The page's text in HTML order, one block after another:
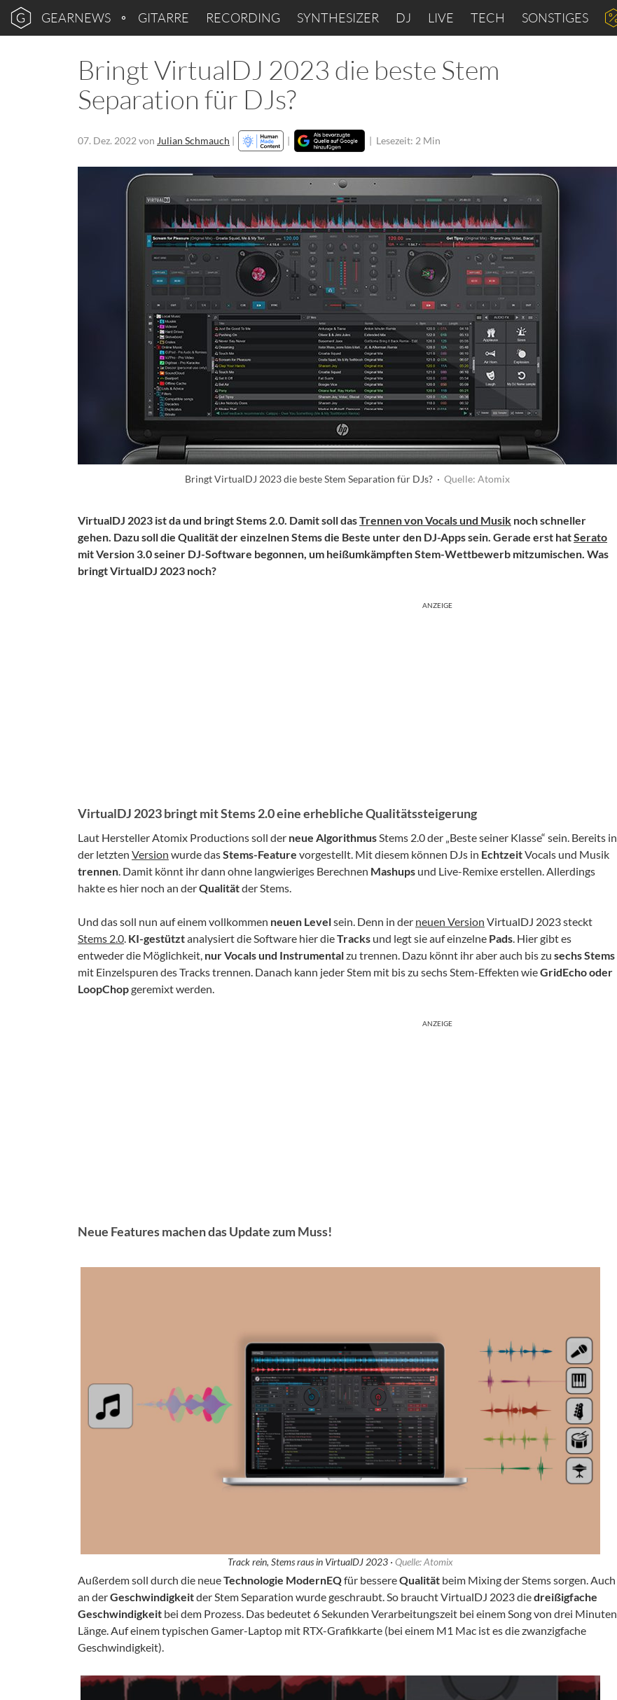
GEARNEWS GITARRE RECORDING SYNTHESIZER DJ LIVE TECH SONSTIGES
Bringt VirtualDJ 2023 die beste Stem
Separation für DJs?
07. Dez. 2022 von Julian Schmauch | | | Lesezeit: 2 Min
Bringt VirtualDJ 2023 die beste Stem Separation für DJs? · Quelle: Atomix
VirtualDJ 2023 ist da und bringt Stems 2.0. Damit soll dasTrennen von Vocals und Musik noch schneller
gehen. Dazu soll die Qualität der einzelnen Stems die Beste unter den DJ-Apps sein. Gerade erst hatSerato
mit Version 3.0 seiner DJ-Software begonnen, um heißumkämpften Stem-Wettbewerb mitzumischen. Was
bringt VirtualDJ 2023 noch?
ANZEIGE
VirtualDJ 2023 bringt mit Stems 2.0 eine erhebliche Qualitätssteigerung
Laut Hersteller Atomix Productions soll der neue AlgorithmusStems 2.0 der „Beste seiner Klasse“ sein. Bereits in
der letzten Version wurde dasStems-Feature vorgestellt. Mit diesem können DJs in EchtzeitVocals und Musik
trennen. Damit könnt ihr dann ohne langwieriges Berechnen Mashups und Live-Remixe erstellen. Allerdings
hakte es hier noch an derQualitätder Stems.
Und das soll nun auf einem vollkommen neuen Levelsein. Denn in der neuen Version VirtualDJ 2023 steckt
Stems 2.0. KI-gestütztanalysiert die Software hier dieTracks und legt sie auf einzelne Pads. Hier gibt es
entweder die Möglichkeit, nur Vocals und Instrumentalzu trennen. Dazu könnt ihr aber auch bis zu sechs Stems
mit Einzelspuren des Tracks trennen. Danach kann jeder Stem mit bis zu sechs Stem-Effekten wieGridEcho oder
LoopChopgeremixt werden.
ANZEIGE
Neue Features machen das Update zum Muss!
Track rein, Stems raus in VirtualDJ 2023 · Quelle: Atomix
Außerdem soll durch die neueTechnologie ModernEQfür bessereQualität beim Mixing der Stems sorgen. Auch
an derGeschwindigkeitder Stem Separation wurde geschraubt. So braucht VirtualDJ 2023 diedreißigfache
Geschwindigkeit bei dem Prozess. Das bedeutet 6 Sekunden Verarbeitungszeit bei einem Song von drei Minuten
Länge. Auf einem typischen Gamer-Laptop mit RTX-Grafikkarte (bei einem M1 Mac ist es die zwanzigfache
Geschwindigkeit).